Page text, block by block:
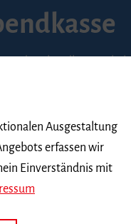
an der Abendkasse
Abendkasse ist
möglich.
Ausgestaltung
erfassen wir
Einverständnis mit